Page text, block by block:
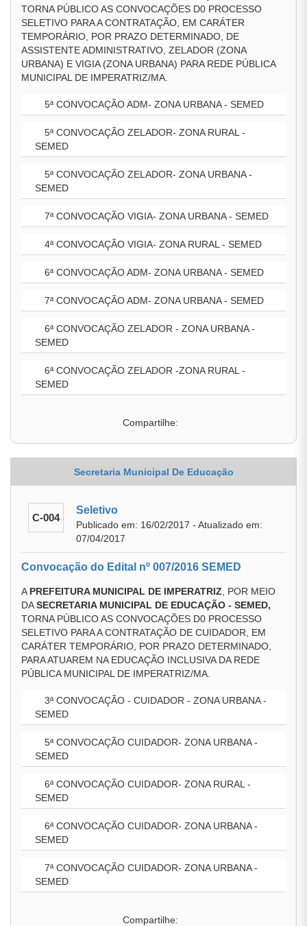
TORNA PÚBLICO AS CONVOCAÇÕES D0 PROCESSO
SELETIVO PARA A CONTRATAÇÃO, EM CARÁTER
TEMPORÁRIO, POR PRAZO DETERMINADO, DE
ASSISTENTE ADMINISTRATIVO, ZELADOR (ZONA
URBANA) E VIGIA (ZONA URBANA) PARA REDE PÚBLICA
MUNICIPAL DE IMPERATRIZ/MA.
5ª CONVOCAÇÃO ADM- ZONA URBANA - SEMED
5ª CONVOCAÇÃO ZELADOR- ZONA RURAL -
SEMED
5ª CONVOCAÇÃO ZELADOR- ZONA URBANA -
SEMED
7ª CONVOCAÇÃO VIGIA- ZONA URBANA - SEMED
4ª CONVOCAÇÃO VIGIA- ZONA RURAL - SEMED
6ª CONVOCAÇÃO ADM- ZONA URBANA - SEMED
7ª CONVOCAÇÃO ADM- ZONA URBANA - SEMED
6ª CONVOCAÇÃO ZELADOR - ZONA URBANA -
SEMED
6ª CONVOCAÇÃO ZELADOR -ZONA RURAL -
SEMED
Compartilhe:
Secretaria Municipal De Educação
C-004
Seletivo
Publicado em: 16/02/2017 - Atualizado em:
07/04/2017
Convocação do Edital nº 007/2016 SEMED
A PREFEITURA MUNICIPAL DE IMPERATRIZ , POR MEIO
DASECRETARIA MUNICIPAL DE EDUCAÇÃO - SEMED,
TORNA PÚBLICO AS CONVOCAÇÕES D0 PROCESSO
SELETIVO PARA A CONTRATAÇÃO DE CUIDADOR, EM
CARÁTER TEMPORÁRIO, POR PRAZO DETERMINADO,
PARA ATUAREM NA EDUCAÇÃO INCLUSIVA DA REDE
PÚBLICA MUNICIPAL DE IMPERATRIZ/MA.
3ª CONVOCAÇÃO - CUIDADOR - ZONA URBANA -
SEMED
5ª CONVOCAÇÃO CUIDADOR- ZONA URBANA -
SEMED
6ª CONVOCAÇÃO CUIDADOR- ZONA RURAL -
SEMED
6ª CONVOCAÇÃO CUIDADOR- ZONA URBANA -
SEMED
7ª CONVOCAÇÃO CUIDADOR- ZONA URBANA -
SEMED
Compartilhe: